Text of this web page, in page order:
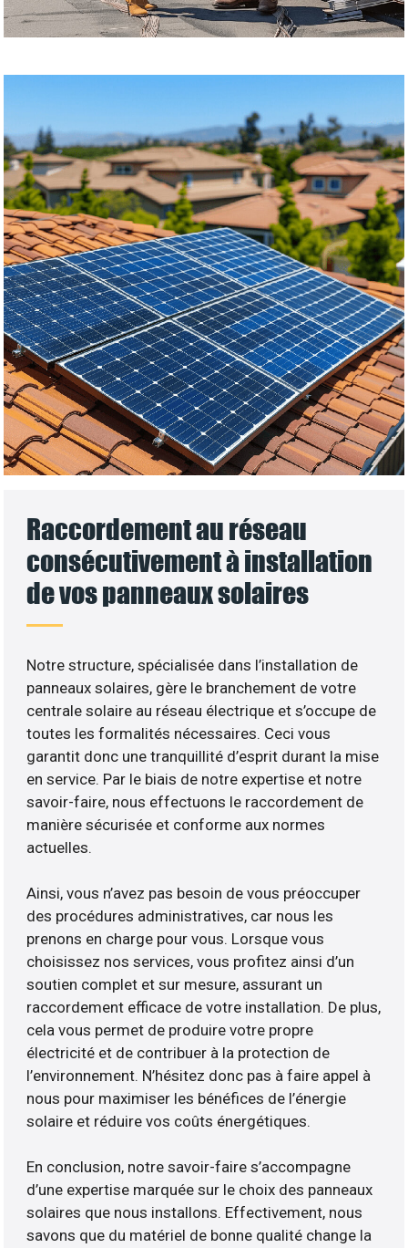
Raccordement au réseau
consécutivement à installation
de vos panneaux solaires
Notre structure, spécialisée dans l’installation de
panneaux solaires, gère le branchement de votre
centrale solaire au réseau électrique et s’occupe de
toutes les formalités nécessaires. Ceci vous
garantit donc une tranquillité d’esprit durant la mise
en service. Par le biais de notre expertise et notre
savoir-faire, nous effectuons le raccordement de
manière sécurisée et conforme aux normes
actuelles.
Ainsi, vous n’avez pas besoin de vous préoccuper
des procédures administratives, car nous les
prenons en charge pour vous. Lorsque vous
choisissez nos services, vous profitez ainsi d’un
soutien complet et sur mesure, assurant un
raccordement efficace de votre installation. De plus,
cela vous permet de produire votre propre
électricité et de contribuer à la protection de
l’environnement. N’hésitez donc pas à faire appel à
nous pour maximiser les bénéfices de l’énergie
solaire et réduire vos coûts énergétiques.
En conclusion, notre savoir-faire s’accompagne
d’une expertise marquée sur le choix des panneaux
solaires que nous installons. Effectivement, nous
savons que du matériel de bonne qualité change la